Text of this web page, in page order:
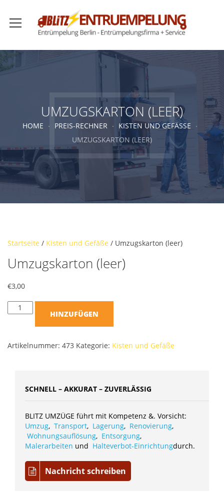
UMZUGSKARTON (LEER)
HOME PREIS-RECHNER
KISTEN UND GEFÄSSE
UMZUGSKARTON (LEER)
Startseite / Kisten und Gefäße / Umzugskarton (leer)
Umzugskarton (leer)
€3,00
HINZUFÜGEN
Artikelnummer: 473 Kategorie: Kisten und Gefäße
SCHNELL – AKKURAT – ZUVERLÄSSIG
BLITZ UMZÜGE führt mit Kompetenz &. Vorsicht:
Umzug, Transport, Lagerung, Renovierung,
Wohnungsauflösung, Entsorgung,
Malerarbeiten und Halteverbot-Einrichtungdurch.
Nachricht schreiben